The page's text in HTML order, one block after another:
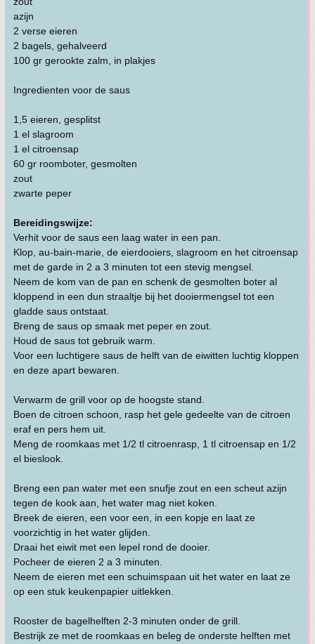
azijn
2 verse eieren
2 bagels, gehalveerd
100 gr gerookte zalm, in plakjes
Ingredienten voor de saus
1,5 eieren, gesplitst
1 el slagroom
1 el citroensap
60 gr roomboter, gesmolten
zout
zwarte peper
Bereidingswijze:
Verhit voor de saus een laag water in een pan.
Klop, au-bain-marie, de eierdooiers, slagroom en het citroensap
met de garde in 2 a 3 minuten tot een stevig mengsel.
Neem de kom van de pan en schenk de gesmolten boter al
kloppend in een dun straaltje bij het dooiermengsel tot een
gladde saus ontstaat.
Breng de saus op smaak met peper en zout.
Houd de saus tot gebruik warm.
Voor een luchtigere saus de helft van de eiwitten luchtig kloppen
en deze apart bewaren.
Verwarm de grill voor op de hoogste stand.
Boen de citroen schoon, rasp het gele gedeelte van de citroen
eraf en pers hem uit.
Meng de roomkaas met 1/2 tl citroenrasp, 1 tl citroensap en 1/2
el bieslook.
Breng een pan water met een snufje zout en een scheut azijn
tegen de kook aan, het water mag niet koken.
Breek de eieren, een voor een, in een kopje en laat ze
voorzichtig in het water glijden.
Draai het eiwit met een lepel rond de dooier.
Pocheer de eieren 2 a 3 minuten.
Neem de eieren met een schuimspaan uit het water en laat ze
op een stuk keukenpapier uitlekken.
Rooster de bagelhelften 2-3 minuten onder de grill.
Bestrijk ze met de roomkaas en beleg de onderste helften met